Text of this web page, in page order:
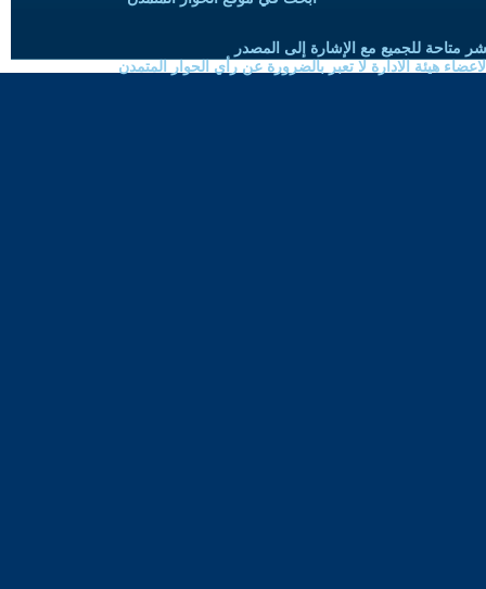
متاحة للجميع مع الإشارة إلى المصدر
هيئة الادارة لا تعبر بالضرورة عن رأي الحوار المتمدن